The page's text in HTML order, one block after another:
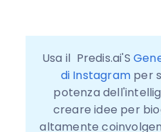
Usa il  Predis.ai'S
di Instagram per
potenza
creare idee per
altamente